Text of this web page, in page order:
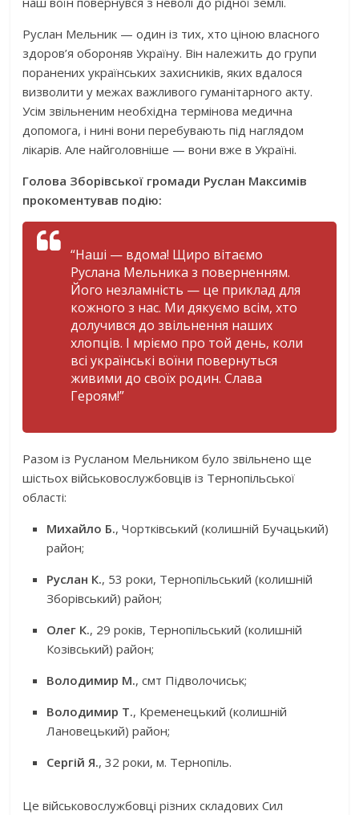
Руслан Мельник — один із тих, хто ціною власного
здоров’я обороняв Україну. Він належить до групи
поранених українських захисників, яких вдалося
визволити у межах важливого гуманітарного акту.
Усім звільненим необхідна термінова медична
допомога, і нині вони перебувають під наглядом
лікарів. Але найголовніше — вони вже в Україні.
Голова Зборівської громади Руслан Максимів
прокоментував подію:
“Наші — вдома! Щиро вітаємо
Руслана Мельника з поверненням.
Його незламність — це приклад для
кожного з нас. Ми дякуємо всім, хто
долучився до звільнення наших
хлопців. І мріємо про той день, коли
всі українські воїни повернуться
живими до своїх родин. Слава
Героям!”
Разом із Русланом Мельником було звільнено ще
шістьох військовослужбовців із Тернопільської
області:
Михайло Б., Чортківський (колишній Бучацький)
район;
Руслан К., 53 роки, Тернопільський (колишній
Зборівський) район;
Олег К., 29 років, Тернопільський (колишній
Козівський) район;
Володимир М., смт Підволочиськ;
Володимир Т., Кременецький (колишній
Лановецький) район;
Сергій Я., 32 роки, м. Тернопіль.
Це військовослужбовці різних складових Сил